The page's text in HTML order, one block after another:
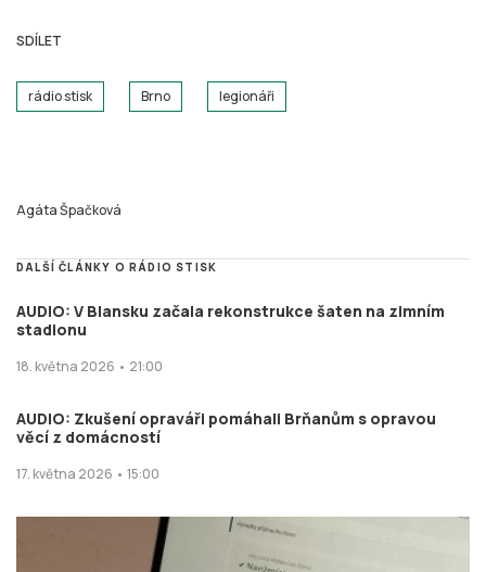
SDÍLET
rádio stisk Brno legionáři
Agáta Špačková
DALŠÍ ČLÁNKY O RÁDIO STISK
AUDIO: V Blansku začala rekonstrukce šaten na zimním
stadionu
18. května 2026 • 21:00
AUDIO: Zkušení opraváři pomáhali Brňanům s opravou
věcí z domácností
17. května 2026 • 15:00